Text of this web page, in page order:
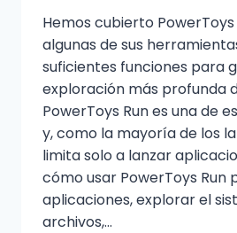
Hemos cubierto
algunas de sus
suficientes funciones para
exploración más profunda
PowerToys Run es una de
y, como la mayoría de los
limita solo a lanzar
cómo usar PowerToys Run
aplicaciones, explorar el
archivos,…